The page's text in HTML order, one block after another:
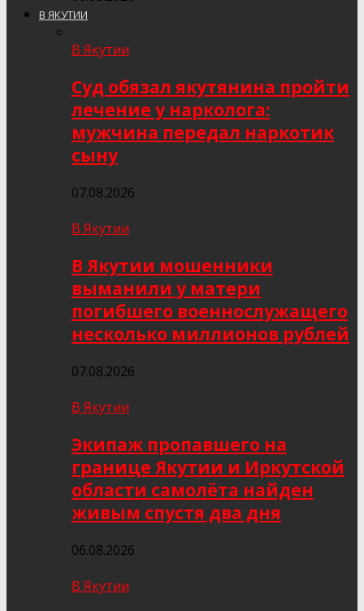
В ЯКУТИИ
В Якутии
Суд обязал якутянина пройти
лечение у нарколога:
мужчина передал наркотик
сыну
07.08.2026
В Якутии
В Якутии мошенники
выманили у матери
погибшего военнослужащего
несколько миллионов рублей
07.08.2026
В Якутии
Экипаж пропавшего на
границе Якутии и Иркутской
области самолёта найден
живым спустя два дня
06.08.2026
В Якутии